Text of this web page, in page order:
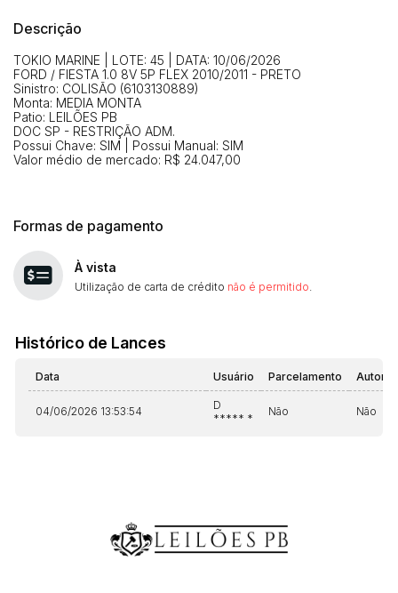
Descrição
TOKIO MARINE | LOTE: 45 | DATA: 10/06/2026
FORD / FIESTA 1.0 8V 5P FLEX 2010/2011 - PRETO
Sinistro: COLISÃO (6103130889)
Monta: MEDIA MONTA
Patio: LEILÕES PB
DOC SP - RESTRIÇÃO ADM.
Possui Chave: SIM | Possui Manual: SIM
Valor médio de mercado: R$ 24.047,00
Formas de pagamento
À vista
Utilização de carta de crédito não é permitido
Histórico de Lances
Data Usuário Parcelamento
04/06/2026 13:53:54
D
***** *
Não Não